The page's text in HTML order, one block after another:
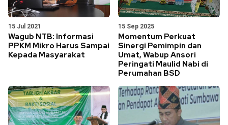
15 Jul 2021
Wagub NTB: Informasi
PPKM Mikro Harus Sampai
Kepada Masyarakat
15 Sep 2025
Momentum Perkuat
Sinergi Pemimpin dan
Umat, Wabup Ansori
Peringati Maulid Nabi di
Perumahan BSD